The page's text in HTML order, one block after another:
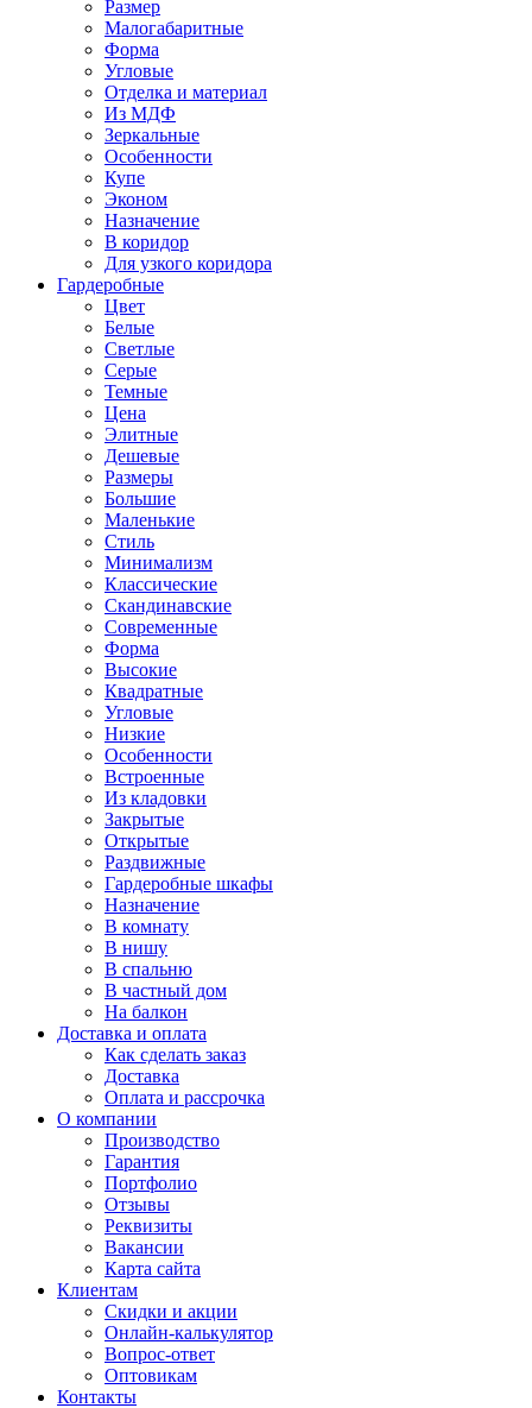
Размер
Малогабаритные
Форма
Угловые
Отделка и материал
Из МДФ
Зеркальные
Особенности
Купе
Эконом
Назначение
В коридор
Для узкого коридора
Гардеробные
Цвет
Белые
Светлые
Серые
Темные
Цена
Элитные
Дешевые
Размеры
Большие
Маленькие
Стиль
Минимализм
Классические
Скандинавские
Современные
Форма
Высокие
Квадратные
Угловые
Низкие
Особенности
Встроенные
Из кладовки
Закрытые
Открытые
Раздвижные
Гардеробные шкафы
Назначение
В комнату
В нишу
В спальню
В частный дом
На балкон
Доставка и оплата
Как сделать заказ
Доставка
Оплата и рассрочка
О компании
Производство
Гарантия
Портфолио
Отзывы
Реквизиты
Вакансии
Карта сайта
Клиентам
Скидки и акции
Онлайн-калькулятор
Вопрос-ответ
Оптовикам
Контакты